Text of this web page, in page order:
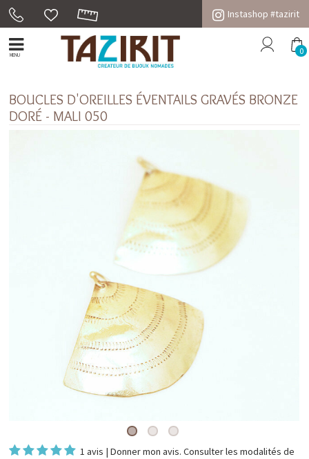
Instashop #tazirit
MENU 0
BOUCLES D'OREILLES ÉVENTAILS GRAVÉS BRONZE
DORÉ - MALI 050
1 avis |Donner mon avis. Consulter lesmodalités de